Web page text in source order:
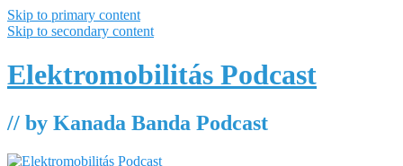
Skip to primary content
Skip to secondary content
Elektromobilitás Podcast
// by Kanada Banda Podcast